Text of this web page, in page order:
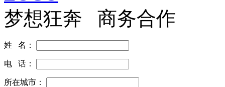
梦想狂奔 商务合作
姓 名：
电 话：
所在城市：